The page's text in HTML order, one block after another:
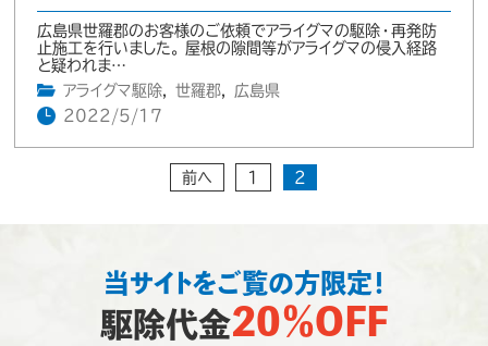
広島県世羅郡のお客様のご依頼でアライグマの駆除・再発防
止施工を行いました。 屋根の隙間等がアライグマの侵入経路
と疑われま…
アライグマ駆除, 世羅郡,
広島県
2022/5/17
前へ 1 2
当サイトをご覧の方限定！
駆除代金20％OFF